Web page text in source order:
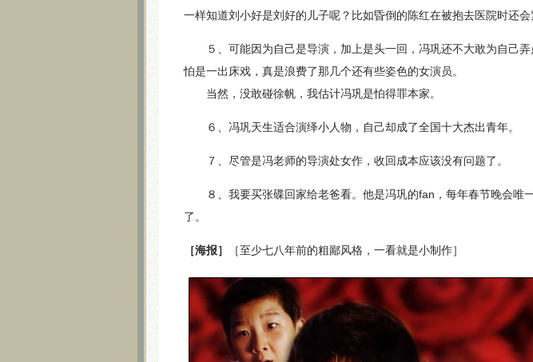
一样知道刘小好是刘好的儿子呢？比如昏倒的陈红在被抱去医院时还会
５、可能因为自己是导演，加上是头一回，冯巩还不大敢为自己弄
怕是一出床戏，真是浪费了那几个还有些姿色的女演员。
当然，没敢碰徐帆，我估计冯巩是怕得罪本家。
６、冯巩天生适合演绎小人物，自己却成了全国十大杰出青年。
７、尽管是冯老师的导演处女作，收回成本应该没有问题了。
８、我要买张碟回家给老爸看。他是冯巩的fan，每年春节晚会唯
了。
［海报］ ［至少七八年前的粗鄙风格，一看就是小制作］